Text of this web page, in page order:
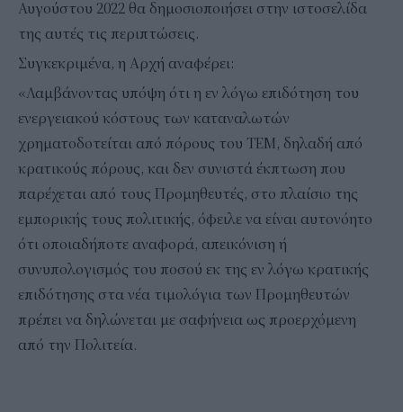
Αυγούστου 2022 θα δημοσιοποιήσει στην ιστοσελίδα
της αυτές τις περιπτώσεις.
Συγκεκριμένα, η Αρχή αναφέρει:
«Λαμβάνοντας υπόψη ότι η εν λόγω επιδότηση του
ενεργειακού κόστους των καταναλωτών
χρηματοδοτείται από πόρους του ΤΕΜ, δηλαδή από
κρατικούς πόρους, και δεν συνιστά έκπτωση που
παρέχεται από τους Προμηθευτές, στο πλαίσιο της
εμπορικής τους πολιτικής, όφειλε να είναι αυτονόητο
ότι οποιαδήποτε αναφορά, απεικόνιση ή
συνυπολογισμός του ποσού εκ της εν λόγω κρατικής
επιδότησης στα νέα τιμολόγια των Προμηθευτών
πρέπει να δηλώνεται με σαφήνεια ως προερχόμενη
από την Πολιτεία.